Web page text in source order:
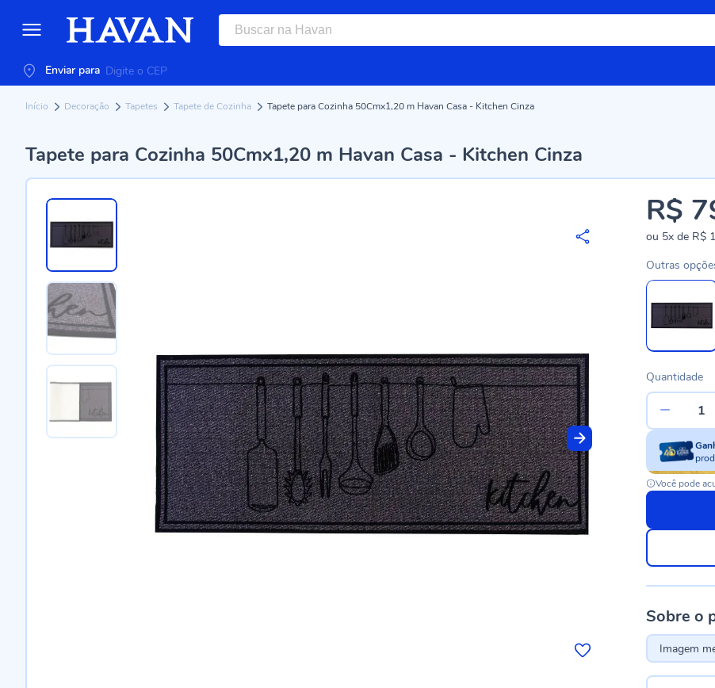
Enviar para
Início Decoração Tapetes Tapete de Cozinha Tapete para Cozinha 50Cmx1,20 m Havan Casa - Kitchen Cinza
Tapete para Cozinha 50Cmx1,20 m Havan Casa - Kitchen Cinza
R$
ou 5xde R$
Outras
Quantidade
Você pode
Sobre o
Imagem